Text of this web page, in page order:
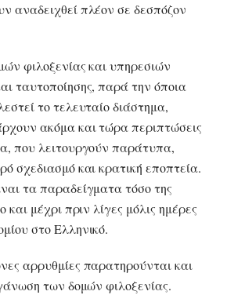
αναδειχθεί πλέον σε δεσπόζον
φιλοξενίας και υπηρεσιών
ταυτοποίησης, παρά την όποια
το τελευταίο διάστημα,
ακόμα και τώρα περιπτώσεις
που λειτουργούν παράτυπα,
σχεδιασμό και κρατική εποπτεία.
τα παραδείγματα τόσο της
μέχρι πριν λίγες μόλις ημέρες
στο Ελληνικό.
αρρυθμίες παρατηρούνται και
των δομών φιλοξενίας.